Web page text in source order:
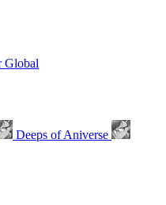
Global
Deeps of Aniverse